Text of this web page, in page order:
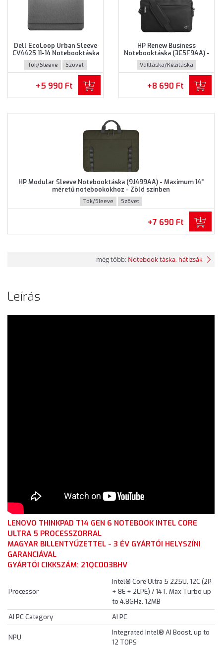
Dell EcoLoop Urban Sleeve
CV4425 11-14 Notebooktáska
(460-BDWQ) - Maximum 14"
méretű notebookokhoz,
Szürke színben
Tok/Sleeve Szövet
+5 990 Ft
HP Renew Business
Notebooktáska (3E5F9AA) -
Maximum 14.0" méretű
notebookokhoz - Fekete
színben
Válltáska/Kézitáska
Újrahasznosított műanyag
+8 690 Ft
HP Modular Sleeve Notebooktáska (9J499AA) - Maximum 14"
méretű notebookokhoz - Zöld színben
Tok/Sleeve Szövet
+7 690 Ft
még több: Notebook táska, hátizsák
Leírás
LENOVO THINKPAD T14 GEN 6 NOTEBOOK INTEL CORE
ULTRA 5 PROCESSZORRAL
MAGYAR BILLENTYŰZETTEL - 3 ÉV GYÁRTÓI HELYSZÍNI
GARANCIÁVAL
GYÁRTÓI CIKKSZÁM: 21QC003BHV
Processor
Intel® Core Ultra 5 225U, 12C (2P
+ 8E + 2LPE) / 14T, Max Turbo up
to 4.8GHz, 12MB
AI PC Category
AI PC
NPU
Integrated Intel® AI Boost, up to
12 TOPS